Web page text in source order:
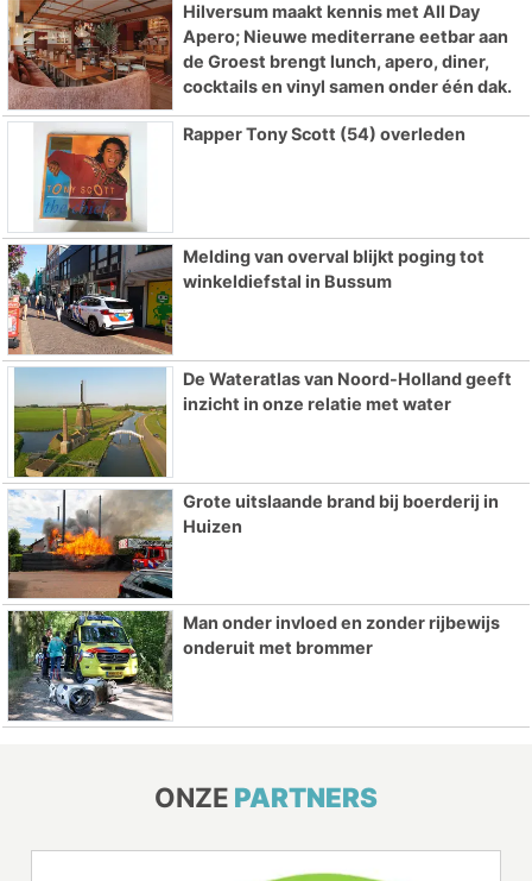
Hilversum maakt kennis met All Day
Apero; Nieuwe mediterrane eetbar aan
de Groest brengt lunch, apero, diner,
cocktails en vinyl samen onder één dak.
Rapper Tony Scott (54) overleden
Melding van overval blijkt poging tot
winkeldiefstal in Bussum
De Wateratlas van Noord-Holland geeft
inzicht in onze relatie met water
Grote uitslaande brand bij boerderij in
Huizen
Man onder invloed en zonder rijbewijs
onderuit met brommer
ONZE PARTNERS